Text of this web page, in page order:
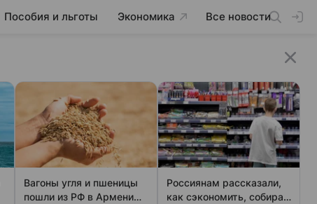
Пособия и льготы Экономика Все новости
Вагоны угля и пшеницы
пошли из РФ в Армению
Россиянам рассказали,
как сэкономить, собирая